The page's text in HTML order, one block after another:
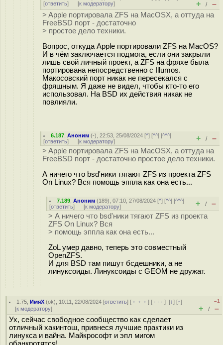
[ответить] [к модератору] + / –
> Apple портировала ZFS на MacOSX, а оттуда на
FreeBSD порт - достаточно
> простое дело техники.
Вопрос, откуда Apple портировали ZFS на MacOS?
И в чём заключается подмога, если они закрыли
лишь свой личный проект, а ZFS на фряхе была
портирована непосредственно с Illumos.
Макосовский порт никак не пересекался с
фряшным. Я даже не видел, чтобы кто-то его
использовал. На BSD их действия никак не
повлияли.
6.187 ,Аноним (-), 22:53, 25/08/2024 [^] [^^] [^^^]
[ответить] [к модератору] + / –
> Apple портировала ZFS на MacOSX, а оттуда на
FreeBSD порт - достаточно простое дело техники.
А ничего что bsd'ники тягают ZFS из проекта ZFS
On Linux? Вся помощь эппла как она есть...
7.189 ,Аноним (189), 07:10, 27/08/2024 [^] [^^] [^^^]
[ответить] [к модератору] + / –
> А ничего что bsd'ники тягают ZFS из проекта
ZFS On Linux? Вся
> помощь эппла как она есть...
ZoL умер давно, теперь это совместный
OpenZFS.
И для BSD там пишут бсдешники, а не
линуксоиды. Линуксоиды с GEOM не дружат.
1.75 ,ИмяХ (ok), 10:11, 22/08/2024 [ответить] [ ﹢﹢﹢] [ · · ·][↓] [↑]
[к модератору]
–1
+ / –
Ух, сейчас свободное сообщество как сделает
отличный хакинтош, привнеся лучшие практики из
линукса и вайна. Майкрософт и эпл мигом